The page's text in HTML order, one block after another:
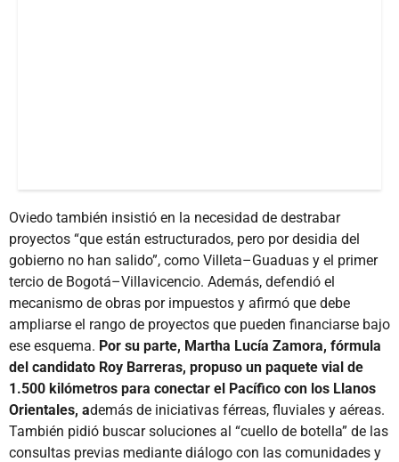
Oviedo también insistió en la necesidad de destrabar
proyectos “que están estructurados, pero por desidia del
gobierno no han salido”, como Villeta–Guaduas y el primer
tercio de Bogotá–Villavicencio. Además, defendió el
mecanismo de obras por impuestos y afirmó que debe
ampliarse el rango de proyectos que pueden financiarse bajo
ese esquema. Por su parte, Martha Lucía Zamora, fórmula
del candidato Roy Barreras, propuso un paquete vial de
1.500 kilómetros para conectar el Pacífico con los Llanos
Orientales, además de iniciativas férreas, fluviales y aéreas.
También pidió buscar soluciones al “cuello de botella” de las
consultas previas mediante diálogo con las comunidades y